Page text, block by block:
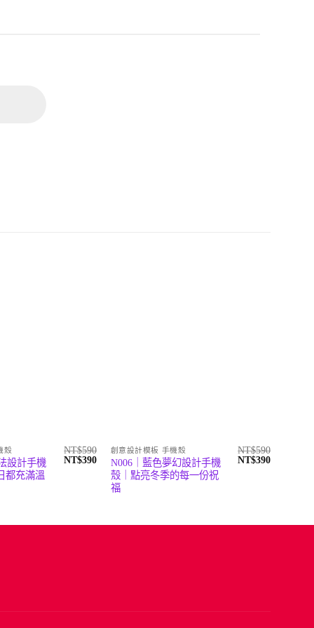
殼
設計手機
都充滿溫
NT$590
原
NT$390目
格：
創意設計模板 手機殼
N006｜藍色夢幻設計手機
殼｜點亮冬季的每一份祝
福
NT$590
原
NT$390目